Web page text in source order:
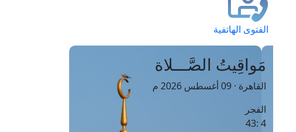
الفتوى الهاتفية
مَواقِيتُ الصَّـــلاة
القاهرة · 09 أغسطس 2026 م
الفجر
4 :43